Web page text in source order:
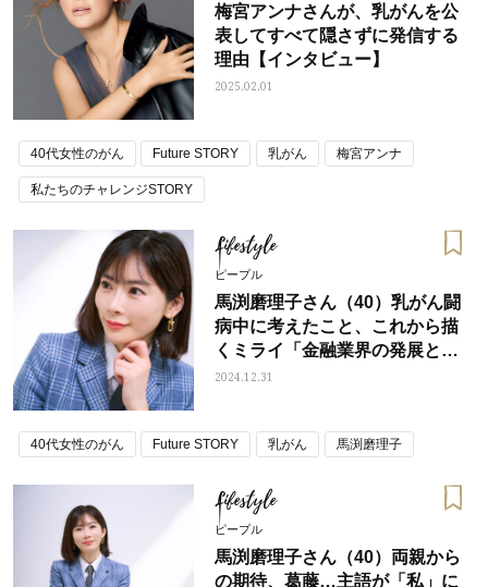
梅宮アンナさんが、乳がんを公
表してすべて隠さずに発信する
理由【インタビュー】
2025.02.01
40代女性のがん Future STORY 乳がん 梅宮アンナ
私たちのチャレンジSTORY
Lifestyle
ピープル
馬渕磨理子さん（40）乳がん闘
病中に考えたこと、これから描
くミライ「金融業界の発展と、
政治にまで目がいくように」
2024.12.31
40代女性のがん Future STORY 乳がん 馬渕磨理子
Lifestyle
ピープル
馬渕磨理子さん（40）両親から
の期待、葛藤…主語が「私」に